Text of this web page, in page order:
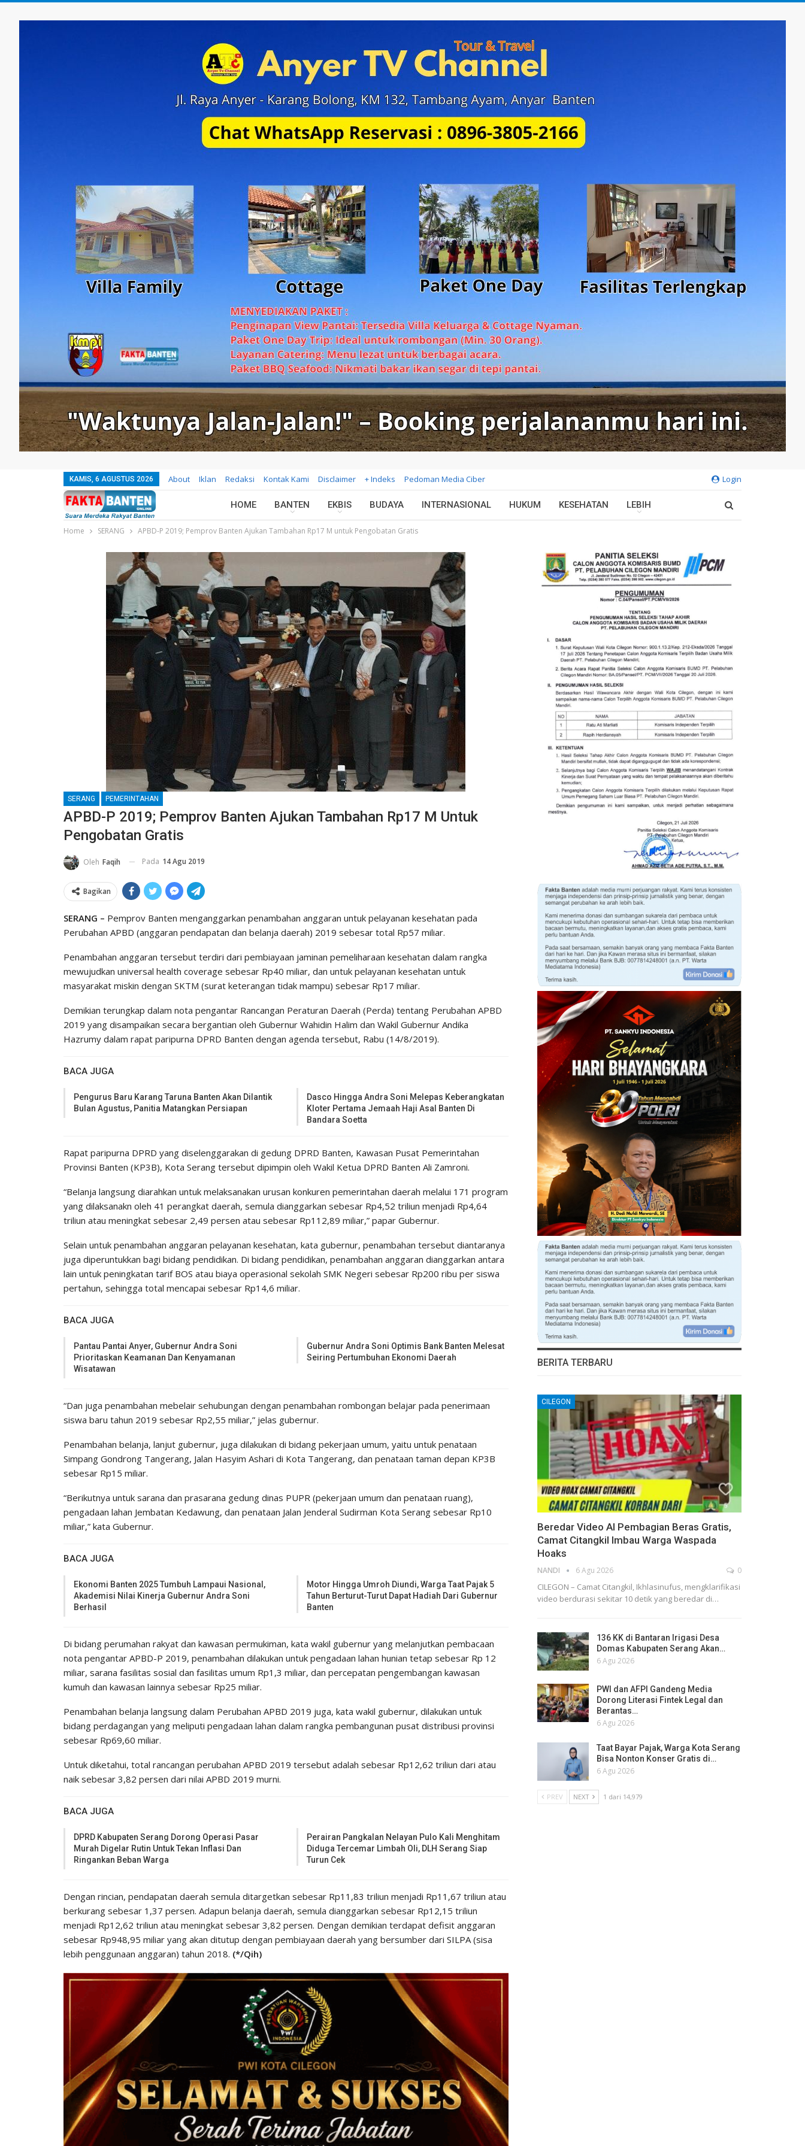
Login
KAMIS, 6 AGUSTUS 2026 About Iklan Redaksi Kontak Kami Disclaimer + Indeks Pedoman Media Ciber
HOME BANTEN EKBIS BUDAYA INTERNASIONAL HUKUM KESEHATAN LEBIH
Home SERANG APBD-P 2019; Pemprov Banten Ajukan Tambahan Rp17 M untuk Pengobatan Gratis
SERANG PEMERINTAHAN
APBD-P 2019; Pemprov Banten Ajukan Tambahan Rp17 M Untuk
Pengobatan Gratis
Oleh Faqih Pada 14 Agu 2019
Bagikan
SERANG – Pemprov Banten menganggarkan penambahan anggaran untuk pelayanan kesehatan pada
Perubahan APBD (anggaran pendapatan dan belanja daerah) 2019 sebesar total Rp57 miliar.
Penambahan anggaran tersebut terdiri dari pembiayaan jaminan pemeliharaan kesehatan dalam rangka
mewujudkan universal health coverage sebesar Rp40 miliar, dan untuk pelayanan kesehatan untuk
masyarakat miskin dengan SKTM (surat keterangan tidak mampu) sebesar Rp17 miliar.
Demikian terungkap dalam nota pengantar Rancangan Peraturan Daerah (Perda) tentang Perubahan APBD
2019 yang disampaikan secara bergantian oleh Gubernur Wahidin Halim dan Wakil Gubernur Andika
Hazrumy dalam rapat paripurna DPRD Banten dengan agenda tersebut, Rabu (14/8/2019).
BACA JUGA
Pengurus Baru Karang Taruna Banten Akan Dilantik
Bulan Agustus, Panitia Matangkan Persiapan
Dasco Hingga Andra Soni Melepas Keberangkatan
Kloter Pertama Jemaah Haji Asal Banten Di
Bandara Soetta
Rapat paripurna DPRD yang diselenggarakan di gedung DPRD Banten, Kawasan Pusat Pemerintahan
Provinsi Banten (KP3B), Kota Serang tersebut dipimpin oleh Wakil Ketua DPRD Banten Ali Zamroni.
“Belanja langsung diarahkan untuk melaksanakan urusan konkuren pemerintahan daerah melalui 171 program
yang dilaksanakn oleh 41 perangkat daerah, semula dianggarkan sebesar Rp4,52 triliun menjadi Rp4,64
triliun atau meningkat sebesar 2,49 persen atau sebesar Rp112,89 miliar,” papar Gubernur.
Selain untuk penambahan anggaran pelayanan kesehatan, kata gubernur, penambahan tersebut diantaranya
juga diperuntukkan bagi bidang pendidikan. Di bidang pendidikan, penambahan anggaran dianggarkan antara
lain untuk peningkatan tarif BOS atau biaya operasional sekolah SMK Negeri sebesar Rp200 ribu per siswa
pertahun, sehingga total mencapai sebesar Rp14,6 miliar.
BACA JUGA
Pantau Pantai Anyer, Gubernur Andra Soni
Prioritaskan Keamanan Dan Kenyamanan
Wisatawan
Gubernur Andra Soni Optimis Bank Banten Melesat
Seiring Pertumbuhan Ekonomi Daerah
“Dan juga penambahan mebelair sehubungan dengan penambahan rombongan belajar pada penerimaan
siswa baru tahun 2019 sebesar Rp2,55 miliar,” jelas gubernur.
Penambahan belanja, lanjut gubernur, juga dilakukan di bidang pekerjaan umum, yaitu untuk penataan
Simpang Gondrong Tangerang, Jalan Hasyim Ashari di Kota Tangerang, dan penataan taman depan KP3B
sebesar Rp15 miliar.
“Berikutnya untuk sarana dan prasarana gedung dinas PUPR (pekerjaan umum dan penataan ruang),
pengadaan lahan Jembatan Kedawung, dan penataan Jalan Jenderal Sudirman Kota Serang sebesar Rp10
miliar,” kata Gubernur.
BACA JUGA
Ekonomi Banten 2025 Tumbuh Lampaui Nasional,
Akademisi Nilai Kinerja Gubernur Andra Soni
Berhasil
Motor Hingga Umroh Diundi, Warga Taat Pajak 5
Tahun Berturut-Turut Dapat Hadiah Dari Gubernur
Banten
Di bidang perumahan rakyat dan kawasan permukiman, kata wakil gubernur yang melanjutkan pembacaan
nota pengantar APBD-P 2019, penambahan dilakukan untuk pengadaan lahan hunian tetap sebesar Rp 12
miliar, sarana fasilitas sosial dan fasilitas umum Rp1,3 miliar, dan percepatan pengembangan kawasan
kumuh dan kawasan lainnya sebesar Rp25 miliar.
Penambahan belanja langsung dalam Perubahan APBD 2019 juga, kata wakil gubernur, dilakukan untuk
bidang perdagangan yang meliputi pengadaan lahan dalam rangka pembangunan pusat distribusi provinsi
sebesar Rp69,60 miliar.
Untuk diketahui, total rancangan perubahan APBD 2019 tersebut adalah sebesar Rp12,62 triliun dari atau
naik sebesar 3,82 persen dari nilai APBD 2019 murni.
BACA JUGA
DPRD Kabupaten Serang Dorong Operasi Pasar
Murah Digelar Rutin Untuk Tekan Inflasi Dan
Ringankan Beban Warga
Perairan Pangkalan Nelayan Pulo Kali Menghitam
Diduga Tercemar Limbah Oli, DLH Serang Siap
Turun Cek
Dengan rincian, pendapatan daerah semula ditargetkan sebesar Rp11,83 triliun menjadi Rp11,67 triliun atau
berkurang sebesar 1,37 persen. Adapun belanja daerah, semula dianggarkan sebesar Rp12,15 triliun
menjadi Rp12,62 triliun atau meningkat sebesar 3,82 persen. Dengan demikian terdapat defisit anggaran
sebesar Rp948,95 miliar yang akan ditutup dengan pembiayaan daerah yang bersumber dari SILPA (sisa
lebih penggunaan anggaran) tahun 2018. (*/Qih)
BERITA TERBARU
CILEGON
Beredar Video AI Pembagian Beras Gratis,
Camat Citangkil Imbau Warga Waspada
Hoaks
NANDI 6 Agu 2026 0
CILEGON – Camat Citangkil, Ikhlasinufus, mengklarifikasi
video berdurasi sekitar 10 detik yang beredar di…
136 KK di Bantaran Irigasi Desa
Domas Kabupaten Serang Akan…
6 Agu 2026
PWI dan AFPI Gandeng Media
Dorong Literasi Fintek Legal dan
Berantas…
6 Agu 2026
Taat Bayar Pajak, Warga Kota Serang
Bisa Nonton Konser Gratis di…
6 Agu 2026
PREV NEXT 1 dari 14,979